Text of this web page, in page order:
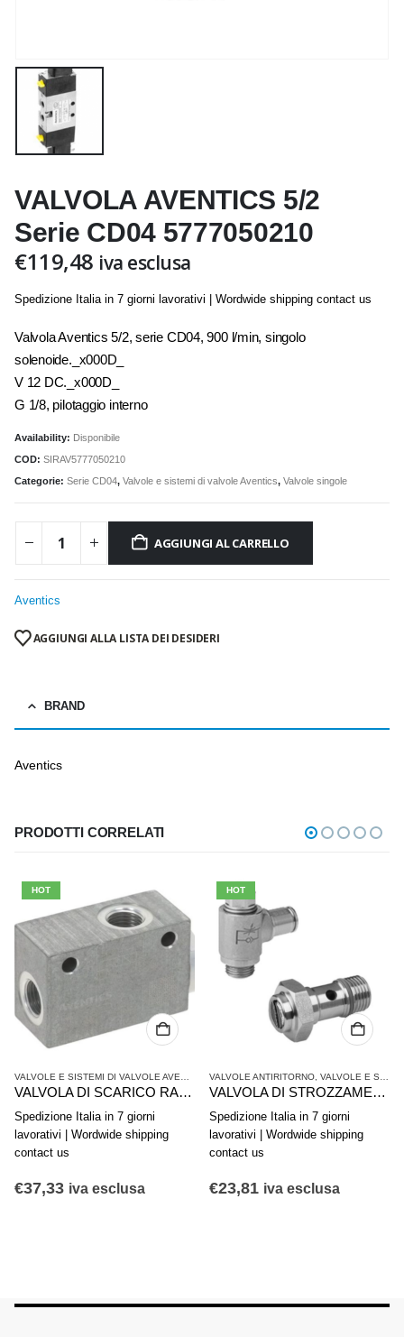
VALVOLA AVENTICS 5/2
Serie CD04 5777050210
€119,48 iva esclusa
Spedizione Italia in 7 giorni lavorativi | Wordwide shipping contact us
Valvola Aventics 5/2, serie CD04, 900 l/min, singolo
solenoide._x000D_
V 12 DC._x000D_
G 1/8, pilotaggio interno
Availability: Disponibile
COD: SIRAV5777050210
Categorie: Serie CD04, Valvole e sistemi di valvole Aventics, Valvole singole
AGGIUNGI AL CARRELLO
Aventics
AGGIUNGI ALLA LISTA DEI DESIDERI
BRAND
Aventics
PRODOTTI CORRELATI
HOT
VALVOLA DI SCARICO RAPIDO AVENTICS 0821002004
Spedizione Italia in 7 giorni
lavorativi | Wordwide shipping
contact us
€37,33 iva esclusa
HOT
VALVOLE ANTIRITORNO VALVOLE E SISTEMI DI VALVOLE AVENTICS
VALVOLA DI STROZZAMENTO ANTIRITORNO AVENTICS SERIE CC02-AL 0821200202
Spedizione Italia in 7 giorni
lavorativi | Wordwide shipping
contact us
€23,81 iva esclusa